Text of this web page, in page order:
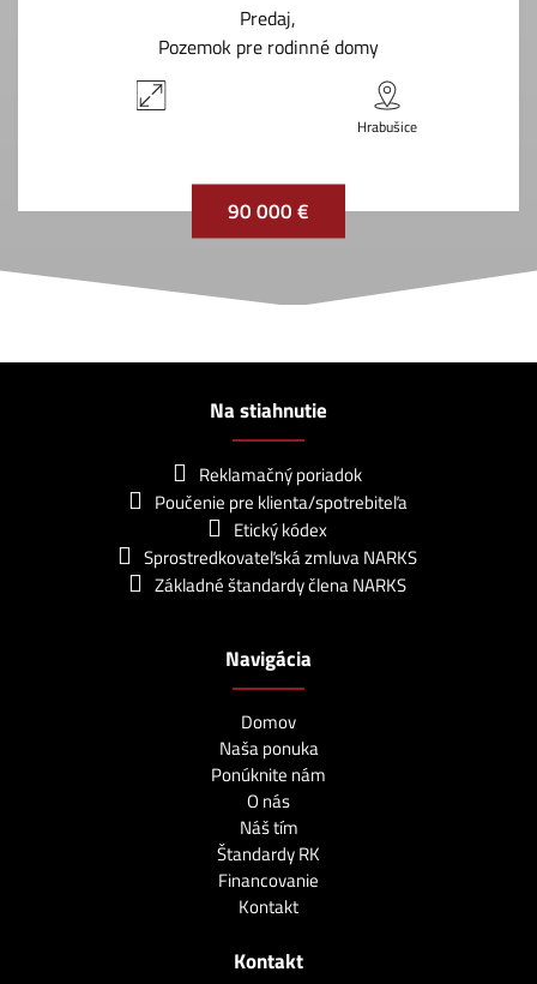
Predaj
Pozemok pre rodinné domy
Hrabušice
90 000 €
Na stiahnutie
Reklamačný poriadok
Poučenie pre klienta/spotrebiteľa
Etický kódex
Sprostredkovateľská zmluva NARKS
Základné štandardy člena NARKS
Navigácia
Domov
Naša ponuka
Ponúknite nám
O nás
Náš tím
Štandardy RK
Financovanie
Kontakt
Kontakt